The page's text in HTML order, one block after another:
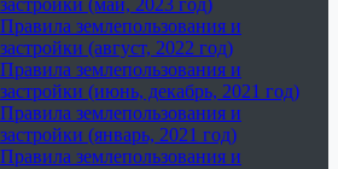
застройки (май, 2023 год)
Правила землепользования и
застройки (август, 2022 год)
Правила землепользования и
застройки (июнь, декабрь, 2021 год)
Правила землепользования и
застройки (январь, 2021 год)
Правила землепользования и